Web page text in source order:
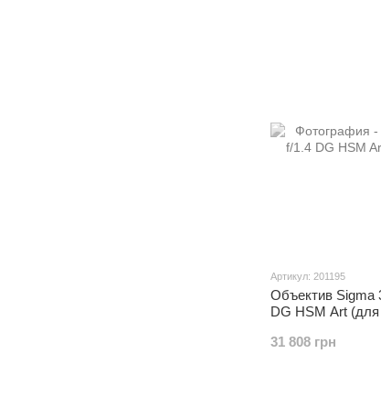
Артикул: 201195
Объектив Sigma
DG HSM Art
31 808 грн